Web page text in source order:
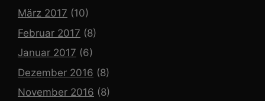
März 2017 (10)
Februar 2017 (8)
Januar 2017 (6)
Dezember 2016 (8)
November 2016 (8)